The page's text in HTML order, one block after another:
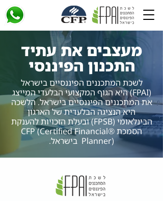
מעצבים את עתיד
התכנון הפיננסי
לשכת המתכננים הפיננסיים בישראל
(FPAI) היא הגוף המקצועי הבלעדי המייצג
את המתכננים הפיננסיים בישראל. הלשכה
היא הנציגה הבלעדית של הארגון
הבינלאומי (FPSB) ובעלת הזכויות להענקת
הסמכת ®CFP (Certified Financial
Planner) בישראל.